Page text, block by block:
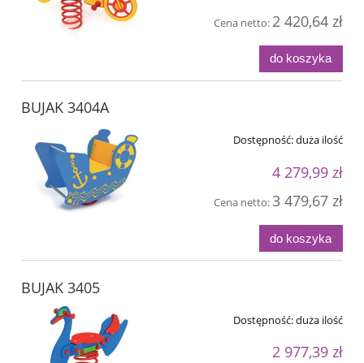
Cena netto: 2 420,64 zł
do koszyka
BUJAK 3404A
Dostępność:duża ilość
4 279,99 zł
Cena netto:3 479,67 zł
do koszyka
BUJAK 3405
Dostępność:duża ilość
2 977,39 zł